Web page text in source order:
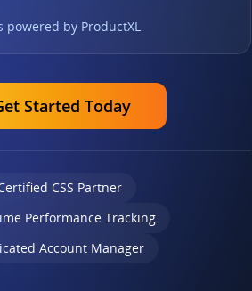
by ProductXL
Started Today
CSS Partner
Performance Tracking
Account Manager